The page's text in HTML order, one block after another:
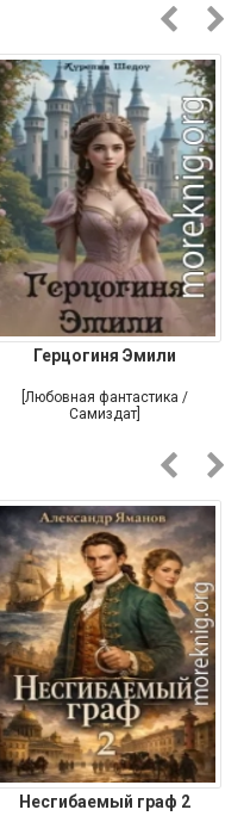
Герцогиня Эмили
[Любовная фантастика /
Самиздат]
Несгибаемый граф 2